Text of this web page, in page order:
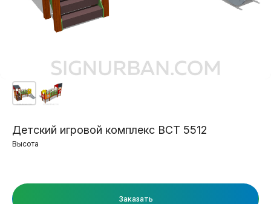
Детский игровой комплекс ВСТ 5512
Высота
Заказать